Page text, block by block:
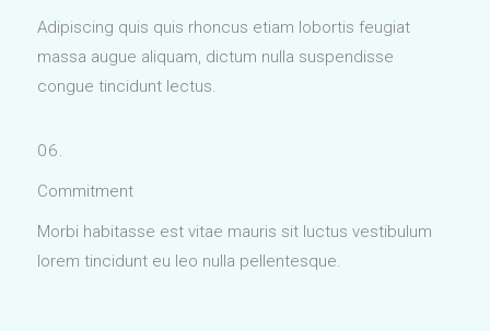
Adipiscing quis quis rhoncus etiam lobortis feugiat
massa augue aliquam, dictum nulla suspendisse
congue tincidunt lectus.
06.
Commitment
Morbi habitasse est vitae mauris sit luctus vestibulum
lorem tincidunt eu leo nulla pellentesque.